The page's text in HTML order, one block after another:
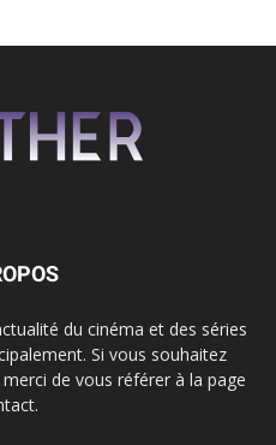
du cinéma et des séries
Si vous souhaitez
de vous référer à la page